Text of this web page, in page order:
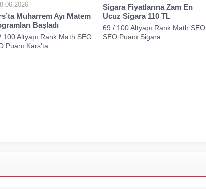
Muharrem Ayı Matem
Başladı
100 Altyapı Rank Math SEO
Puanı Kars’ta...
Sigara Fiyatlarına Zam En
Ucuz Sigara 110 TL
69 / 100 Altyapı Rank Math SEO
SEO Puanı Sigara...